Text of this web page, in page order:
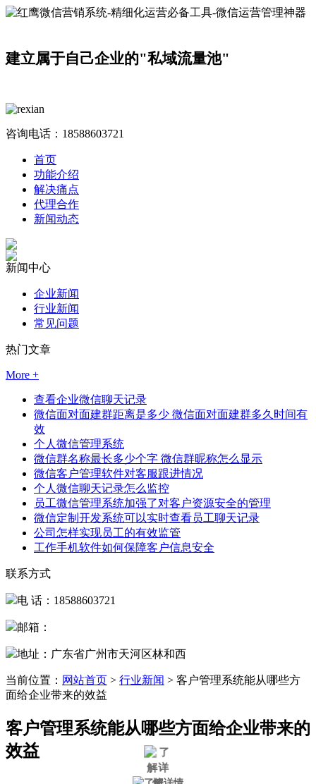
建立属于自己企业的"私域流量池"
咨询电话： 18588603721
首页
功能介绍
解决痛点
代理合作
新闻动态
新闻中心
企业新闻
行业新闻
常见问题
热门文章
More +
查看企业微信聊天记录
微信面对面建群距离是多少 微信面对面建群多久时间有
效
个人微信管理系统
微信群名称最长多少个字 微信群昵称怎么显示
微信客户管理软件对客服跟进情况
个人微信聊天记录怎么监控
员工微信管理系统加强了对客户资源安全的管理
微信定制开发系统可以实时查看员工聊天记录
公司怎样实现员工的有效监管
工作手机软件如何保障客户信息安全
联系方式
电 话：18588603721
邮箱：
地址：广东省广州市天河区林和西
当前位置： 网站首页 > 行业新闻 > 客户管理系统能从哪些方
面给企业带来的效益
客户管理系统能从哪些方面给企业带来的
效益